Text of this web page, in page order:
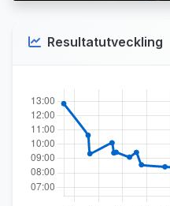
Resultatutveckling